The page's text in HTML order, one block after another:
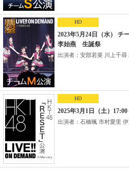
HD
2023年5月24日（水） チ
李始燕 生誕祭
出演者：安部若菜 川上千尋
HD
2025年3月1日（土）
出演者：石橋颯 市村愛里 伊